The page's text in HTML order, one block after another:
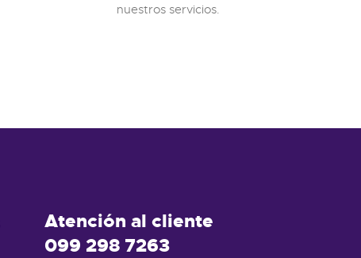
nuestros servicios.
Atención al cliente
099 298 7263